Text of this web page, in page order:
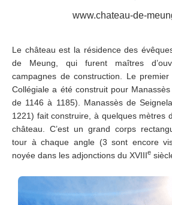
www.chateau-de-
Le château est la résidence des
de Meung, qui furent maîtres
campagnes de construction. Le
Collégiale a été construit pour
de 1146 à 1185). Manassès de
1221) fait construire, à quelques mètres
château. C’est un grand corps
tour à chaque angle (3 sont encore
noyée dans les adjonctions du XVIIIe